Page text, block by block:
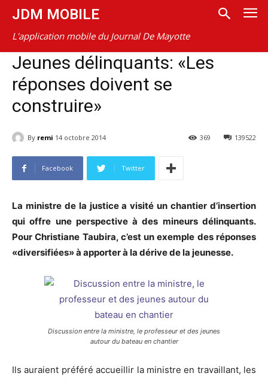
JDM MOBILE
L'application mobile du Journal De Mayotte
Jeunes délinquants: «Les
réponses doivent se
construire»
By remi 14 octobre 2014 139522
369
Facebook Twitter
La ministre de la justice a visité un chantier d’insertion
qui offre une perspective à des mineurs délinquants.
Pour Christiane Taubira, c’est un exemple des réponses
«diversifiées» à apporter à la dérive de la jeunesse.
Discussion entre la ministre, le professeur et des jeunes
autour du bateau en chantier
Ils auraient préféré accueillir la ministre en travaillant, les